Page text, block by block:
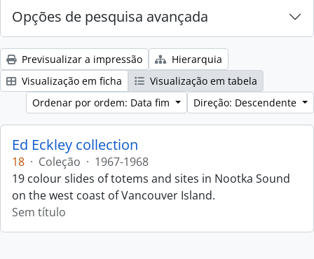
Opções de pesquisa avançada
Previsualizar a impressão
Hierarquia
Visualização em ficha
Visualização em tabela
Ordenar por ordem: Data fim
Direção: Descendente
Ed Eckley collection
18 · Coleção · 1967-1968
19 colour slides of totems and sites in Nootka Sound
on the west coast of Vancouver Island.
Sem título